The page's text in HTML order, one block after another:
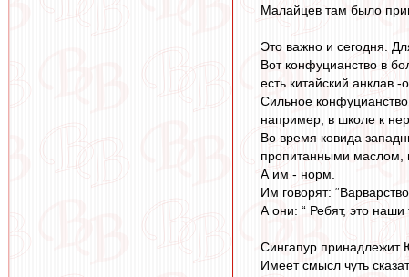
Малайцев там было
Это важно и сегодня.
Вот конфуцианство в
есть китайский анклав
Сильное
например, в школе к
Во время ковида
пропитанными маслом,
А им - норм.
Им говорят:
А они: “ Ребят, это
Сингапур принадлежит
Имеет смысл чуть